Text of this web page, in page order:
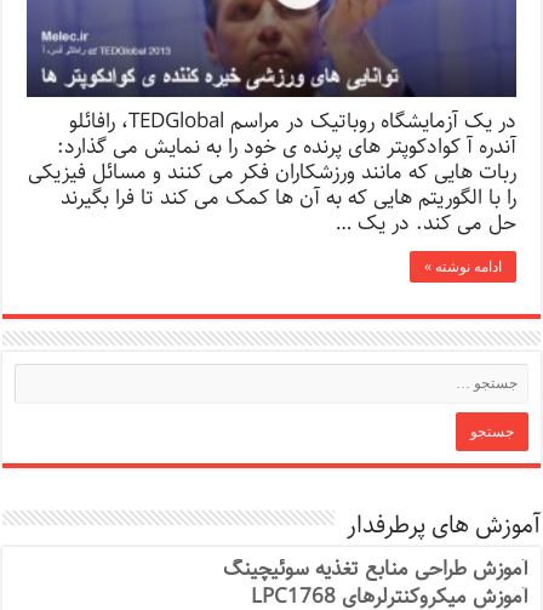
در یک آزمایشگاه روباتیک در مراسم TEDGlobal، رافائلو
آندره آ کوادکوپتر های پرنده ی خود را به نمایش می گذارد:
ربات هایی که مانند ورزشکاران فکر می کنند و مسائل فیزیکی
را با الگوریتم هایی که به آن ها کمک می کند تا فرا بگیرند
حل می کند. در یک …
ادامه نوشته »
آموزش های پرطرفدار
آموزش طراحی منابع تغذیه سوئیچینگ
آموزش میکروکنترلرهای LPC1768